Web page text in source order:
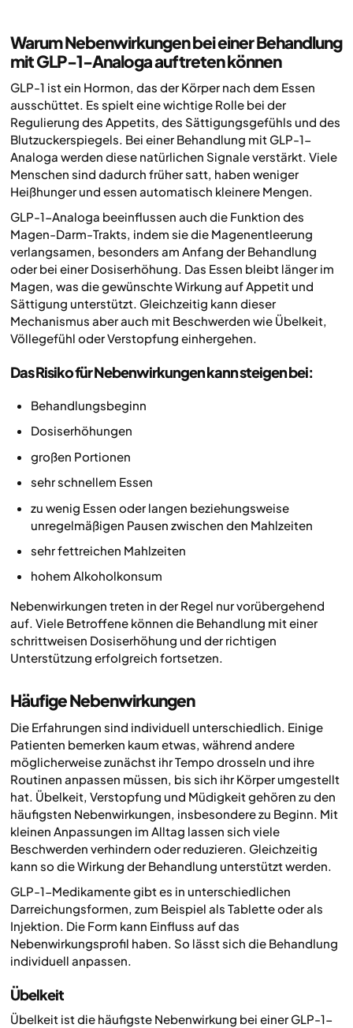
Warum Nebenwirkungen bei einer Behandlung
mit GLP-1-Analoga auftreten können
GLP-1 ist ein Hormon, das der Körper nach dem Essen
ausschüttet. Es spielt eine wichtige Rolle bei der
Regulierung des Appetits, des Sättigungsgefühls und des
Blutzuckerspiegels. Bei einer Behandlung mit GLP-1-
Analoga werden diese natürlichen Signale verstärkt. Viele
Menschen sind dadurch früher satt, haben weniger
Heißhunger und essen automatisch kleinere Mengen.
GLP-1-Analoga beeinflussen auch die Funktion des
Magen-Darm-Trakts, indem sie die Magenentleerung
verlangsamen, besonders am Anfang der Behandlung
oder bei einer Dosiserhöhung. Das Essen bleibt länger im
Magen, was die gewünschte Wirkung auf Appetit und
Sättigung unterstützt. Gleichzeitig kann dieser
Mechanismus aber auch mit Beschwerden wie Übelkeit,
Völlegefühl oder Verstopfung einhergehen.
Das Risiko für Nebenwirkungen kann steigen bei:
Behandlungsbeginn
Dosiserhöhungen
großen Portionen
sehr schnellem Essen
zu wenig Essen oder langen beziehungsweise
unregelmäßigen Pausen zwischen den Mahlzeiten
sehr fettreichen Mahlzeiten
hohem Alkoholkonsum
Nebenwirkungen treten in der Regel nur vorübergehend
auf. Viele Betroffene können die Behandlung mit einer
schrittweisen Dosiserhöhung und der richtigen
Unterstützung erfolgreich fortsetzen.
Häufige Nebenwirkungen
Die Erfahrungen sind individuell unterschiedlich. Einige
Patienten bemerken kaum etwas, während andere
möglicherweise zunächst ihr Tempo drosseln und ihre
Routinen anpassen müssen, bis sich ihr Körper umgestellt
hat. Übelkeit, Verstopfung und Müdigkeit gehören zu den
häufigsten Nebenwirkungen, insbesondere zu Beginn. Mit
kleinen Anpassungen im Alltag lassen sich viele
Beschwerden verhindern oder reduzieren. Gleichzeitig
kann so die Wirkung der Behandlung unterstützt werden.
GLP-1-Medikamente gibt es in unterschiedlichen
Darreichungsformen, zum Beispiel als Tablette oder als
Injektion. Die Form kann Einfluss auf das
Nebenwirkungsprofil haben. So lässt sich die Behandlung
individuell anpassen.
Übelkeit
Übelkeit ist die häufigste Nebenwirkung bei einer GLP-1-